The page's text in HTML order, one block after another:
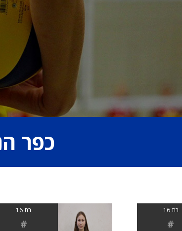
כפר
בת 16
#
בת 16
#